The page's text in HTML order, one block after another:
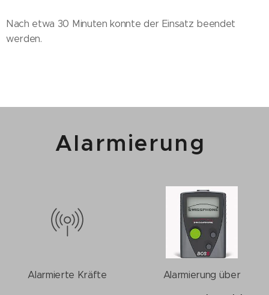
Nach etwa 30 Minuten konnte der Einsatz beendet
werden.
Alarmierung
Alarmierte Kräfte Alarmierung über